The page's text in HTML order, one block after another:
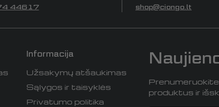
44617 shop@ciongo.lt
Informacija
Užsakymų atšaukimas
Sąlygos ir taisyklės
Privatumo politika
produktus ir